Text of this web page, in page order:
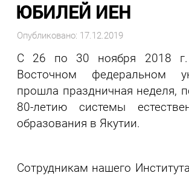
ЮБИЛЕЙ ИЕН
Опубликовано: 17.12.2019
С 26 по 30 ноября 2018
Восточном федеральном
прошла праздничная неделя,
80-летию системы
образования в Якутии.
Сотрудникам нашего